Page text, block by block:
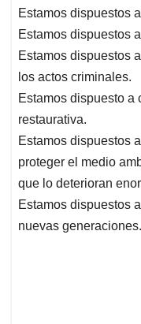
Estamos dispuestos
Estamos dispuestos
Estamos dispuestos
los actos criminales.
Estamos dispuesto a
restaurativa.
Estamos dispuestos
proteger el medio
que lo deterioran
Estamos dispuestos
nuevas generaciones.